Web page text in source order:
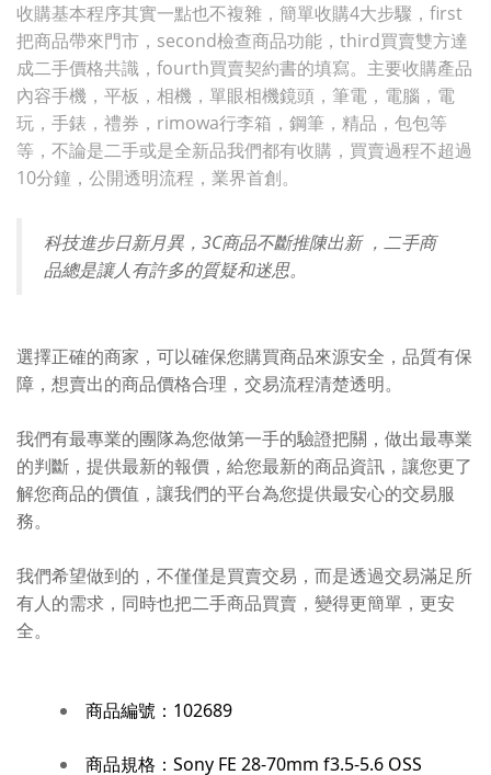
收購基本程序其實一點也不複雜，簡單收購4大步驟，first
把商品帶來門市，second檢查商品功能，third買賣雙方達
成二手價格共識，fourth買賣契約書的填寫。主要收購產品
內容手機，平板，相機，單眼相機鏡頭，筆電，電腦，電
玩，手錶，禮券，rimowa行李箱，鋼筆，精品，包包等
等，不論是二手或是全新品我們都有收購，買賣過程不超過
10分鐘，公開透明流程，業界首創。
科技進步日新月異，3C商品不斷推陳出新 ，二手商
品總是讓人有許多的質疑和迷思。
選擇正確的商家，可以確保您購買商品來源安全，品質有保
障，想賣出的商品價格合理，交易流程清楚透明。
我們有最專業的團隊為您做第一手的驗證把關，做出最專業
的判斷，提供最新的報價，給您最新的商品資訊，讓您更了
解您商品的價值，讓我們的平台為您提供最安心的交易服
務。
我們希望做到的，不僅僅是買賣交易，而是透過交易滿足所
有人的需求，同時也把二手商品買賣，變得更簡單，更安
全。
商品編號： 102689
商品規格： Sony FE 28-70mm f3.5-5.6 OSS